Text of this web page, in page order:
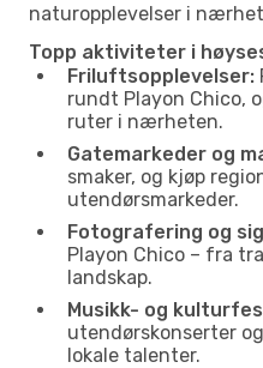
naturopplevelser i
Topp aktiviteter i
Friluftsopplevelser:
rundt Playon Chico,
ruter i nærheten.
Gatemarkeder og
smaker, og kjøp
utendørsmarkeder.
Fotografering og
Playon Chico – fra
landskap.
Musikk- og
utendørskonserter
lokale talenter.